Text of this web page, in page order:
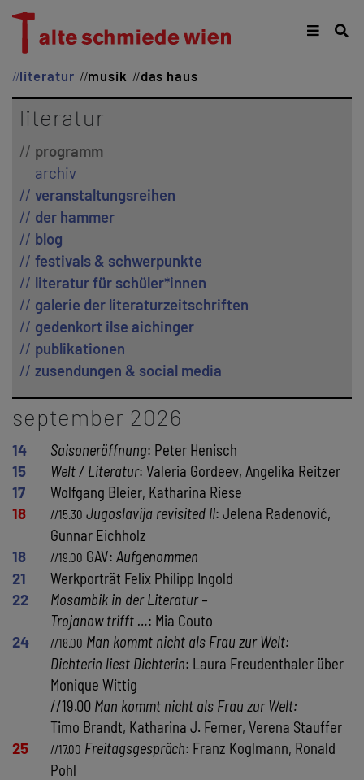
literatur musik das haus
literatur
programm
archiv
veranstaltungsreihen
der hammer
blog
festivals & schwerpunkte
literatur für schüler*innen
galerie der literaturzeitschriften
gedenkort ilse aichinger
publikationen
zusendungen & social media
september 2026
14 Saisoneröffnung: Peter Henisch
15
Welt / Literatur: Valeria Gordeev, Angelika Reitzer
17
Wolfgang Bleier, Katharina Riese
18
//15.30 Jugoslavija revisited II: Jelena Radenović,
Gunnar Eichholz
18
//19.00 GAV: Aufgenommen
21
Werkporträt Felix Philipp Ingold
22
Mosambik in der Literatur –
Trojanow trifft …: Mia Couto
24
//18.00 Man kommt nicht als Frau zur Welt:
Dichterin liest Dichterin: Laura Freudenthaler über
Monique Wittig
//19.00 Man kommt nicht als Frau zur Welt:
Timo Brandt, Katharina J. Ferner, Verena Stauffer
25
//17.00 Freitagsgespräch: Franz Koglmann, Ronald
Pohl